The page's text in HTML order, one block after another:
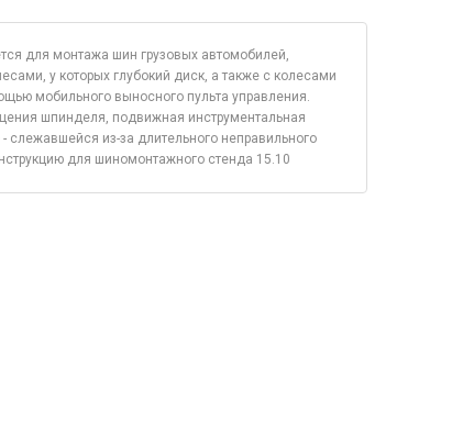
для монтажа шин грузовых автомобилей,
у которых глубокий диск, а также с колесами
мобильного выносного пульта управления.
шпинделя, подвижная инструментальная
из-за длительного неправильного
для шиномонтажного стенда 15.10